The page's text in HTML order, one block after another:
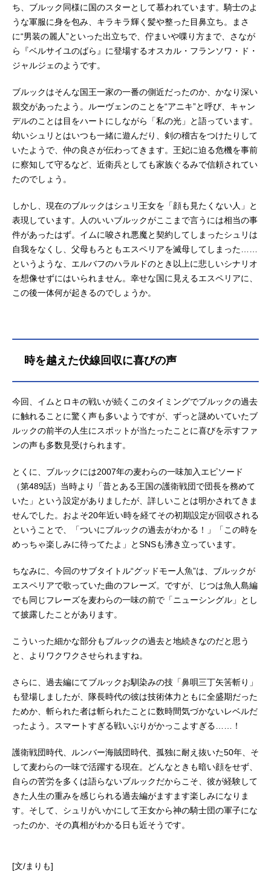
ち、ブルック同様に国のスターとして慕われています。騎士のよ
うな軍服に身を包み、キラキラ輝く髪や整った目鼻立ち。まさ
に“男装の麗人”といった出立ちで、佇まいや喋り方まで、さなが
ら『ベルサイユのばら』に登場するオスカル・フランソワ・ド・
ジャルジェのようです。
ブルックはそんな国王一家の一番の側近だったのか、かなり深い
親交があったよう。ルーヴェンのことを“アニキ”と呼び、キャン
デルのことは目をハートにしながら「私の光」と語っています。
幼いシュリとはいつも一緒に遊んだり、剣の稽古をつけたりして
いたようで、仲の良さが伝わってきます。王妃に迫る危機を事前
に察知して守るなど、近衛兵としても家族ぐるみで信頼されてい
たのでしょう。
しかし、現在のブルックはシュリ王女を「顔も見たくない人」と
表現しています。人のいいブルックがここまで言うには相当の事
件があったはず。イムに唆され悪魔と契約してしまったシュリは
自我をなくし、父母もろともエスペリアを滅母してしまった……
というような、エルバフのハラルドのとき以上に悲しいシナリオ
を想像せずにはいられません。幸せな国に見えるエスペリアに、
この後一体何が起きるのでしょうか。
時を越えた伏線回収に喜びの声
今回、イムとロキの戦いが続くこのタイミングでブルックの過去
に触れることに驚く声も多いようですが、ずっと謎めいていたブ
ルックの前半の人生にスポットが当たったことに喜びを示すファ
ンの声も多数見受けられます。
とくに、ブルックには2007年の麦わらの一味加入エピソード
（第489話）当時より「昔とある王国の護衛戦団で団長を務めて
いた」という設定がありましたが、詳しいことは明かされてきま
せんでした。およそ20年近い時を経てその初期設定が回収される
ということで、「ついにブルックの過去がわかる！」「この時を
めっちゃ楽しみに待ってたよ」とSNSも沸き立っています。
ちなみに、今回のサブタイトル“グッドモー人魚”は、ブルックが
エスペリアで歌っていた曲のフレーズ。ですが、じつは魚人島編
でも同じフレーズを麦わらの一味の前で「ニューシングル」とし
て披露したことがあります。
こういった細かな部分もブルックの過去と地続きなのだと思う
と、よりワクワクさせられますね。
さらに、過去編にてブルックお馴染みの技「鼻唄三丁矢筈斬り」
も登場しましたが、隊長時代の彼は技術体力ともに全盛期だった
ためか、斬られた者は斬られたことに数時間気づかないレベルだ
ったよう。スマートすぎる戦いぶりがかっこよすぎる……！
護衛戦団時代、ルンバー海賊団時代、孤独に耐え抜いた50年、そ
して麦わらの一味で活躍する現在。どんなときも暗い顔をせず、
自らの苦労を多くは語らないブルックだからこそ、彼が経験して
きた人生の重みを感じられる過去編がますます楽しみになりま
す。そして、シュリがいかにして王女から神の騎士団の軍子にな
ったのか、その真相がわかる日も近そうです。
[文/まりも]